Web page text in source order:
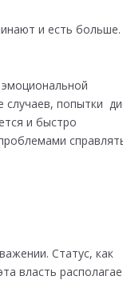
и есть
случаев, попытки
и быстро
Статус, как
власть